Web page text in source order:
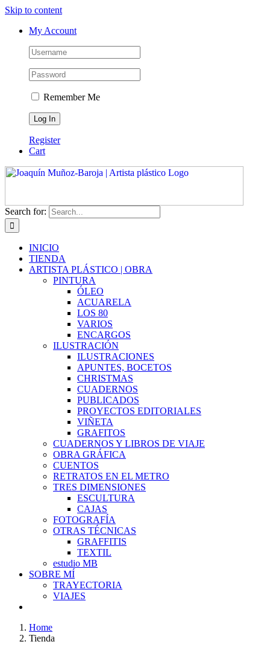
Skip to content
My Account
Remember Me
Register
Cart
Search for:
INICIO
TIENDA
ARTISTA PLÁSTICO | OBRA
PINTURA
ÓLEO
ACUARELA
LOS 80
VARIOS
ENCARGOS
ILUSTRACIÓN
ILUSTRACIONES
APUNTES, BOCETOS
CHRISTMAS
CUADERNOS
PUBLICADOS
PROYECTOS EDITORIALES
VIÑETA
GRAFITOS
CUADERNOS Y LIBROS DE VIAJE
OBRA GRÁFICA
CUENTOS
RETRATOS EN EL METRO
TRES DIMENSIONES
ESCULTURA
CAJAS
FOTOGRAFÍA
OTRAS TÉCNICAS
GRAFFITIS
TEXTIL
estudio MB
SOBRE MÍ
TRAYECTORIA
VIAJES
Home
Tienda